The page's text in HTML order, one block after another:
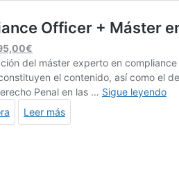
Officer + Máster
€
precio
actual
es:
595,00€.
del máster experto en
el contenido, así como el
Penal en las … Sigue leyendo
Leer más